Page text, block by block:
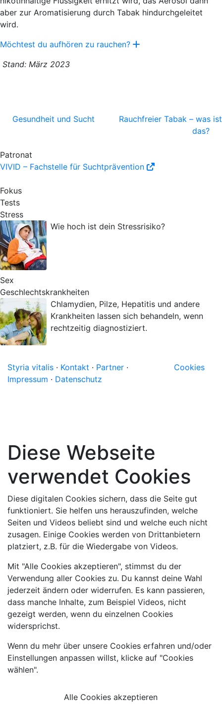
aber zur Aromatisierung durch Tabak hindurchgeleitet
wird.
Möchtest du aufhören zu rauchen?
Stand: März 2023
Gesundheit und Sucht
Rauchfreier Tabak – was ist
das?
Patronat
VIVID – Fachstelle für Suchtprävention
Fokus
Tests
Stress
Wie hoch ist dein Stressrisiko?
Sex
Geschlechtskrankheiten
Chlamydien, Pilze, Hepatitis und andere
Krankheiten lassen sich behandeln, wenn
rechtzeitig diagnostiziert.
Styria vitalis · Kontakt · Partner ·
Impressum · Datenschutz
Cookies
Diese Webseite
verwendet Cookies
Diese digitalen Cookies sichern, dass die Seite gut
funktioniert. Sie helfen uns herauszufinden, welche
Seiten und Videos beliebt sind und welche euch nicht
zusagen. Einige Cookies werden von Drittanbietern
platziert, z.B. für die Wiedergabe von Videos.
Mit "Alle Cookies akzeptieren", stimmst du der
Verwendung aller Cookies zu. Du kannst deine Wahl
jederzeit ändern oder widerrufen. Es kann passieren,
dass manche Inhalte, zum Beispiel Videos, nicht
gezeigt werden, wenn du einzelnen Cookies
widersprichst.
Wenn du mehr über unsere Cookies erfahren und/oder
Einstellungen anpassen willst, klicke auf "Cookies
wählen".
Alle Cookies akzeptieren